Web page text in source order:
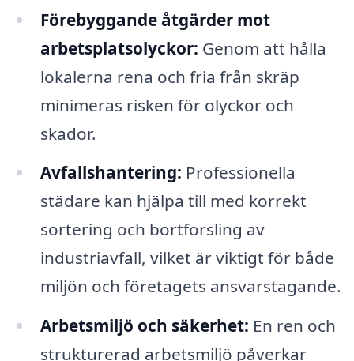
Förebyggande åtgärder mot
arbetsplatsolyckor: Genom att hålla
lokalerna rena och fria från skräp
minimeras risken för olyckor och
skador.
Avfallshantering: Professionella
städare kan hjälpa till med korrekt
sortering och bortforsling av
industriavfall, vilket är viktigt för både
miljön och företagets ansvarstagande.
Arbetsmiljö och säkerhet: En ren och
strukturerad arbetsmiljö påverkar